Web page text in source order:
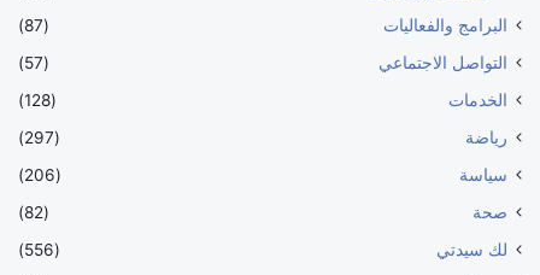
البرامج والفعاليات
(87)
التواصل الاجتماعي
(57)
الخدمات
(128)
رياضة
(297)
سياسة
(206)
صحة
(82)
لك سيدتي
(556)